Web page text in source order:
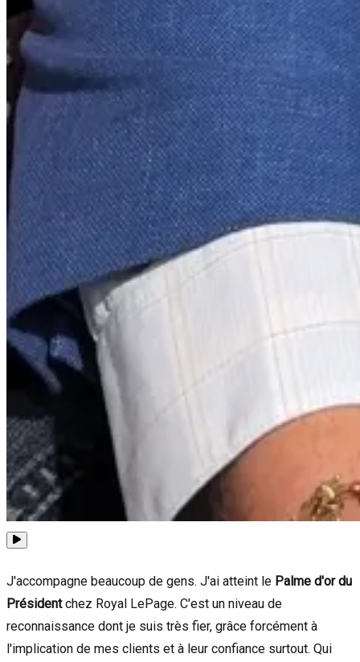
J'accompagne beaucoup de gens. J'ai atteint le Palme d'or du
Présidentchez Royal LePage. C'est un niveau de
reconnaissance dont je suis très fier, grâce forcément à
l'implication de mes clients et à leur confiance surtout. Qui